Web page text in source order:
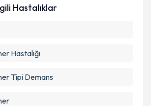
Hastalıklar
Hastalığı
Tipi Demans